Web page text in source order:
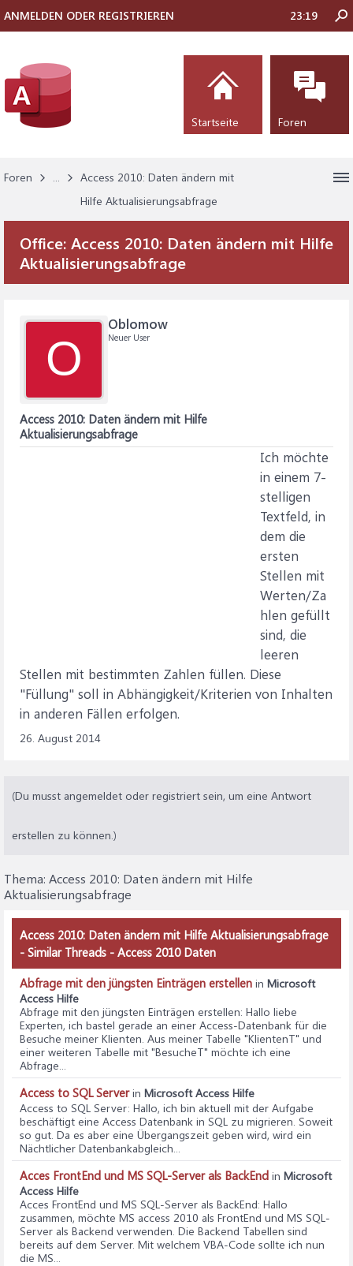
Foren ...
Access 2010: Daten ändern mit
Hilfe Aktualisierungsabfrage
Office: Access 2010: Daten ändern mit Hilfe
Aktualisierungsabfrage
O
Oblomow
Neuer User
Access 2010: Daten ändern mit Hilfe
Aktualisierungsabfrage
Ich möchte
in einem 7-
stelligen
Textfeld, in
dem die
ersten
Stellen mit
Werten/Za
hlen gefüllt
sind, die
leeren
Stellen mit bestimmten Zahlen füllen. Diese
"Füllung" soll in Abhängigkeit/Kriterien von Inhalten
in anderen Fällen erfolgen.
26. August 2014
(Du musst angemeldet oder registriert sein, um eine Antwort
erstellen zu können.)
Thema: Access 2010: Daten ändern mit Hilfe
Aktualisierungsabfrage
Access 2010: Daten ändern mit Hilfe Aktualisierungsabfrage
- Similar Threads - Access 2010 Daten
Abfrage mit den jüngsten Einträgen erstellen in Microsoft
Access Hilfe
Abfrage mit den jüngsten Einträgen erstellen: Hallo liebe
Experten, ich bastel gerade an einer Access-Datenbank für die
Besuche meiner Klienten. Aus meiner Tabelle "KlientenT" und
einer weiteren Tabelle mit "BesucheT" möchte ich eine
Abfrage...
Access to SQL Serverin Microsoft Access Hilfe
Access to SQL Server: Hallo, ich bin aktuell mit der Aufgabe
beschäftigt eine Access Datenbank in SQL zu migrieren. Soweit
so gut. Da es aber eine Übergangszeit geben wird, wird ein
Nächtlicher Datenbankabgleich...
Acces FrontEnd und MS SQL-Server als BackEnd in Microsoft
Access Hilfe
Acces FrontEnd und MS SQL-Server als BackEnd: Hallo
zusammen, möchte MS access 2010 als FrontEnd und MS SQL-
Server als Backend verwenden. Die Backend Tabellen sind
bereits auf dem Server. Mit welchem VBA-Code sollte ich nun
die MS...
ANMELDEN ODER REGISTRIEREN 23:19
Startseite Foren